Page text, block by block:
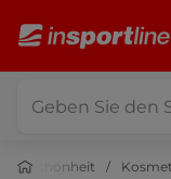
Schönheit